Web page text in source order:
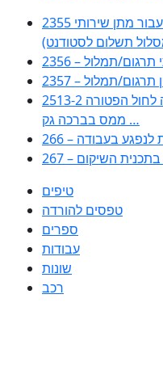
2355 דרישה לתשלום עבור מתן שירותי
תשלום לסטודנט)
תרגום/תמלול
תרגום/תמלול
2513-2 טופס חדש הצהרה על העברה לחול הפטורה
ממס בברכה גק …
לנפגע בעבודה
בתכנית השיקום
טיפים
טפסים להורדה
ספרים
עבודות
שונות
רכב